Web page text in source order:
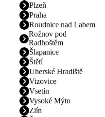
Plzeň
Praha
Roudnice nad Labem
Rožnov pod
Radhoštěm
Šlapanice
Štětí
Uherské Hradiště
Vizovice
Vsetín
Vysoké Mýto
Zlín